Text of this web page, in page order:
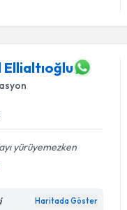
Ellialtıoğlu
yürüyemezken
Haritada Göster